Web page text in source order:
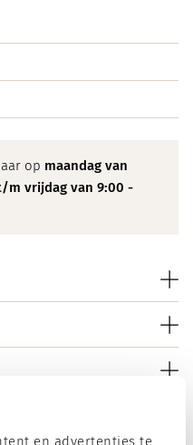
en advertenties te
op maandag van
m vrijdag van 9:00 -